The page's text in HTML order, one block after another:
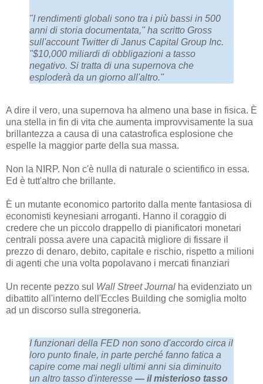
"I rendimenti globali sono tra i più bassi in 500
anni di storia documentata," ha scritto Gross
sull'account Twitter di Janus Capital Group Inc.
"$10,000 miliardi di obbligazioni a tasso
negativo. Si tratta di una supernova che
esploderà da un giorno all'altro."
A dire il vero, una supernova ha almeno una base in fisica. È
una stella in fin di vita che aumenta improvvisamente la sua
brillantezza a causa di una catastrofica esplosione che
espelle la maggior parte della sua massa.
Non la NIRP. Non c'è nulla di naturale o scientifico in essa.
Ed è tutt'altro che brillante.
È un mutante economico partorito dalla mente fantasiosa di
economisti keynesiani arroganti. Hanno il coraggio di
credere che un piccolo drappello di pianificatori monetari
centrali possa avere una capacità migliore di fissare il
prezzo di denaro, debito, capitale e rischio, rispetto a milioni
di agenti che una volta popolavano i mercati finanziari
Un recente pezzo sul Wall Street Journal ha evidenziato un
dibattito all'interno dell'Eccles Building che somiglia molto
ad un discorso sulla stregoneria.
I funzionari della FED non sono d'accordo circa il
loro punto finale, in parte perché fanno fatica a
capire come mai negli ultimi anni sia diminuito
un altro tasso d'interesse — il misterioso tasso